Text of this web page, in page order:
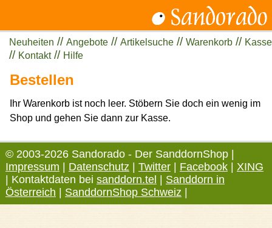
Neuheiten // Angebote // Artikelsuche // Warenkorb // Kasse
// Kontakt// Hilfe
Bestellen
Ihr Warenkorb ist noch leer. Stöbern Sie doch ein wenig im
Shop und gehen Sie dann zur Kasse.
© 2003-2026 Sandorado - Der SanddornShop |
Impressum | Datenschutz | Twitter | Facebook | XING
| Kontaktdaten bei sanddorn.tel | Sanddorn in
Österreich | SanddornShop Schweiz |